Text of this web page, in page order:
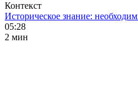
Контекст
Историческое знание:
05:28
2 мин